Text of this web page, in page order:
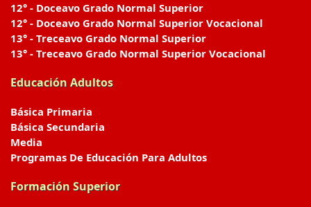
12° - Doceavo Grado Normal Superior
12° - Doceavo Grado Normal Superior Vocacional
13° - Treceavo Grado Normal Superior
13° - Treceavo Grado Normal Superior Vocacional
Educación Adultos
Básica Primaria
Básica Secundaria
Media
Programas De Educación Para Adultos
Formación Superior